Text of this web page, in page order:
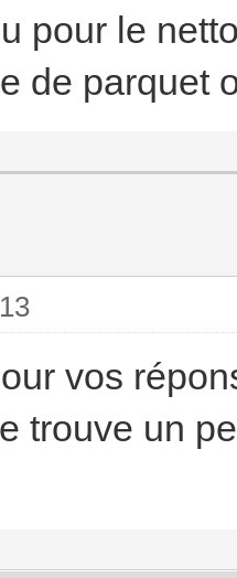
pour le
de parquet
vos
trouve un